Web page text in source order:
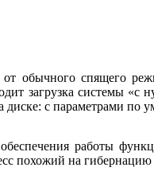
обычного спящего
загрузка системы «с
диске: с параметрами по
работы
похожий на